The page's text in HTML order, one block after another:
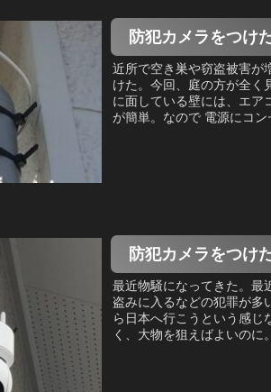
防犯カメラをつけ
近所で空き巣や窃盗被害が
けた。今回、庭の方が全く
に面している壁には、エア
が簡単。なので 電源にコン
防犯カメラをつけ
最近物騒になってきた。最
盗みに入るなどの犯罪が多
ら日本へ行こうという感じ
く、大物を狙えばよいのに